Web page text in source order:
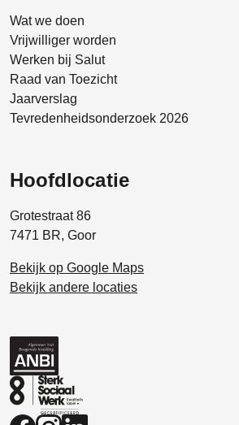
Wat we doen
Vrijwilliger worden
Werken bij Salut
Raad van Toezicht
Jaarverslag
Tevredenheidsonderzoek 2026
Hoofdlocatie
Grotestraat 86
7471 BR, Goor
Bekijk op Google Maps
Bekijk andere locaties